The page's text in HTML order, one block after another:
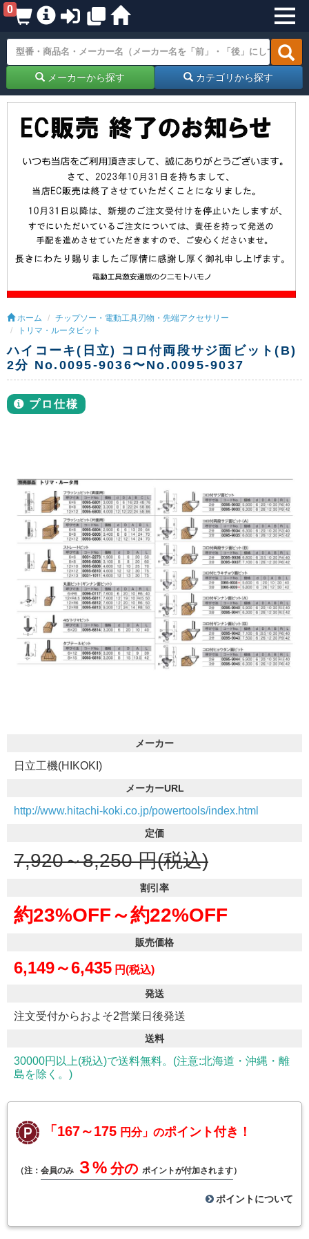
0
メーカーから探す カテゴリから探す
ホーム
チップソー・電動工具刃物・先端アクセサリー
トリマ・ルータビット
ハイコーキ(日立) コロ付両段サジ面ビット(B)
2分 No.0095-9036〜No.0095-9037
プロ仕様
メーカー
日立工機(HIKOKI)
メーカーURL
http://www.hitachi-koki.co.jp/powertools/index.html
定価
7,920～8,250 円(税込)
割引率
約23%OFF～約22%OFF
販売価格
6,149～6,435 円(税込)
発送
注文受付からおよそ2営業日後発送
送料
30000円以上(税込)で送料無料。(注意:北海道・沖縄・離
島を除く。)
「167～175 円分」のポイント付き！
（注： 会員のみ ３% 分の ポイントが付加されます）
ポイントについて